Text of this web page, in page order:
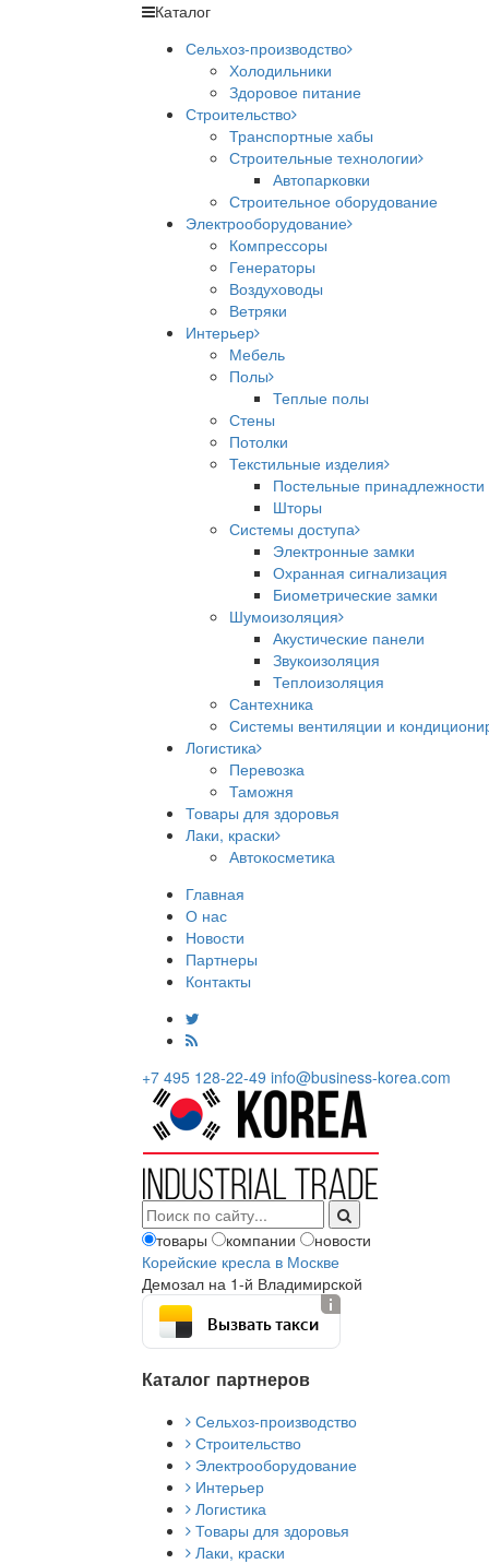
Каталог
Сельхоз-производство
Холодильники
Здоровое питание
Строительство
Транспортные хабы
Строительные технологии
Автопарковки
Строительное оборудование
Электрооборудование
Компрессоры
Генераторы
Воздуховоды
Ветряки
Интерьер
Мебель
Полы
Теплые полы
Стены
Потолки
Текстильные изделия
Постельные принадлежности
Шторы
Системы доступа
Электронные замки
Охранная сигнализация
Биометрические замки
Шумоизоляция
Акустические панели
Звукоизоляция
Теплоизоляция
Сантехника
Системы вентиляции и
Логистика
Перевозка
Таможня
Товары для здоровья
Лаки, краски
Автокосметика
Главная
О нас
Новости
Партнеры
Контакты
+7 495 128-22-49 info@business-korea.com
товары компании
новости
Корейские кресла в Москве
Демозал на 1-й Владимирской
Вызвать такси
Каталог партнеров
Сельхоз-производство
Строительство
Электрооборудование
Интерьер
Логистика
Товары для здоровья
Лаки, краски